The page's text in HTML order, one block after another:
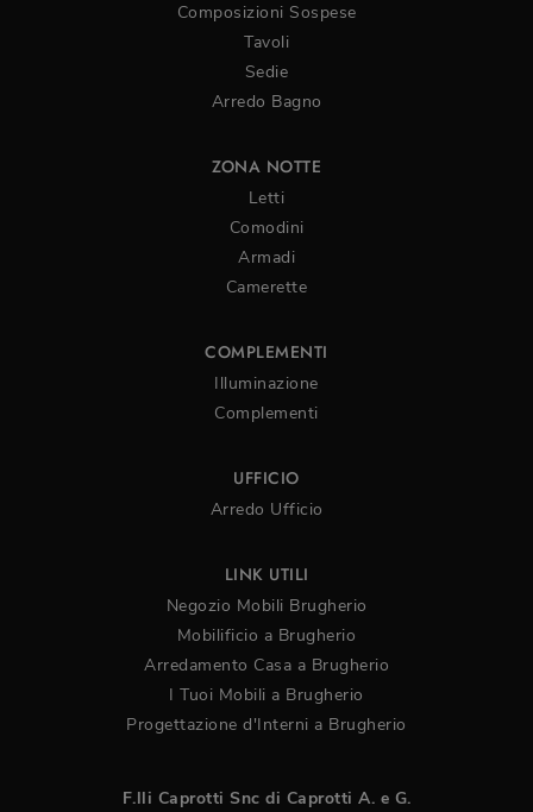
Composizioni Sospese
Tavoli
Sedie
Arredo Bagno
ZONA NOTTE
Letti
Comodini
Armadi
Camerette
COMPLEMENTI
Illuminazione
Complementi
UFFICIO
Arredo Ufficio
LINK UTILI
Negozio Mobili Brugherio
Mobilificio a Brugherio
Arredamento Casa a Brugherio
I Tuoi Mobili a Brugherio
Progettazione d'Interni a Brugherio
F.lli Caprotti Snc di Caprotti A. e G.